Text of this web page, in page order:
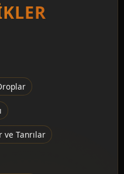
ve Tanrılar